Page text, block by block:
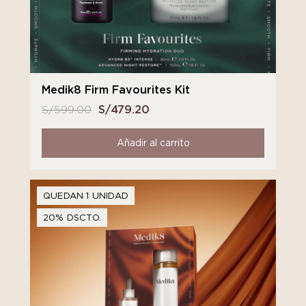
Medik8 Firm Favourites Kit
S/599.00 El
precio
original
era:
S/479.20
precio
actual
es:
Añadir al carrito
QUEDAN 1 UNIDAD
20% DSCTO.